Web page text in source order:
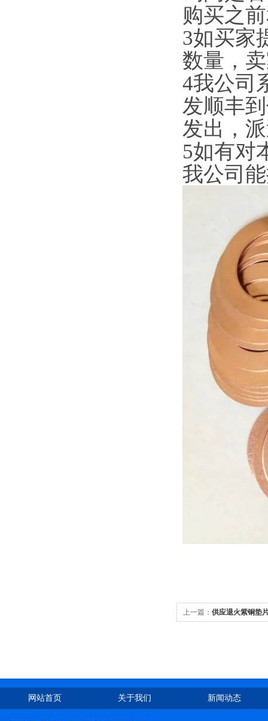
购买之
3如买家
数量，
4我公司
发顺丰
发出，
5如有对
我公司
上一篇： 供应退火紫铜垫
网站首页 关于我们 新闻动态